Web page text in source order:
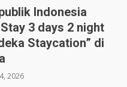
Indonesia
3 days 2 night
Staycation” di
2026